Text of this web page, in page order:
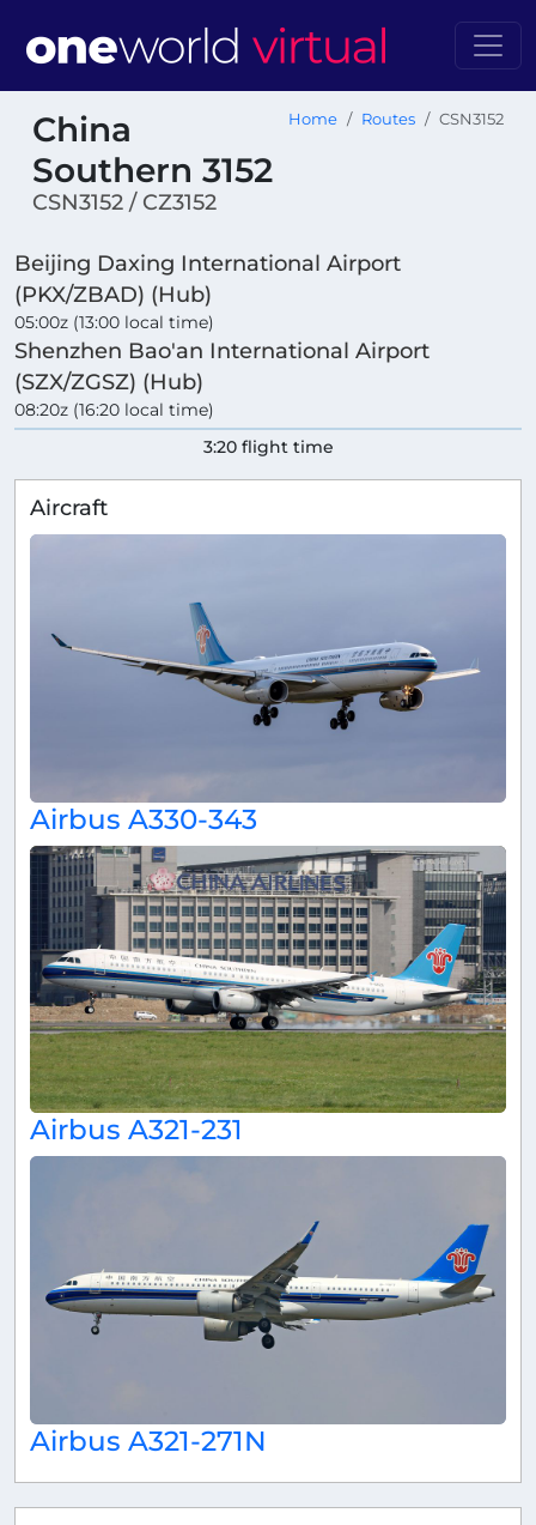
China
Southern 3152
CSN3152 / CZ3152
Home Routes CSN3152
Beijing Daxing International Airport
(PKX/ZBAD) (Hub)
05:00z (13:00 local time)
Shenzhen Bao'an International Airport
(SZX/ZGSZ) (Hub)
08:20z (16:20 local time)
3:20 flight time
Aircraft
Airbus A330-343
Airbus A321-231
Airbus A321-271N